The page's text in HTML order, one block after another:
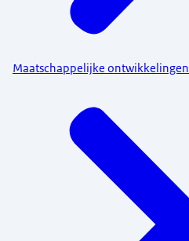
Maatschappelijke ontwikkelingen